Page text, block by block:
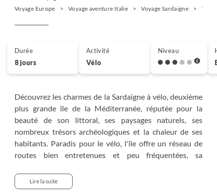
Voyage Europe Voyage aventure Italie Voyage Sardaigne Vélo
Découvrez les charmes de la Sardaigne à vélo, deuxième
plus grande île de la Méditerranée, réputée pour la
beauté de son littoral, ses paysages naturels, ses
nombreux trésors archéologiques et la chaleur de ses
habitants. Paradis pour le vélo, l'île offre un réseau de
routes bien entretenues et peu fréquentées, sa
Cette région saura vous séduire par son climat
typiquement méditerranéen, avec près de 300 jours de
Lire la suite
Durée
8 jours
Activité
Vélo
Niveau